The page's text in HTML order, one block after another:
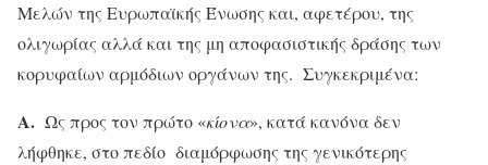
Μελών της Ευρωπαϊκής Ένωσης και, αφετέρου, της
ολιγωρίας αλλά και της μη αποφασιστικής δράσης των
κορυφαίων αρμόδιων οργάνων της. Συγκεκριμένα:
Α. Ως προς τον πρώτο «κίονα», κατά κανόνα δεν
λήφθηκε, στο πεδίο διαμόρφωσης της γενικότερης